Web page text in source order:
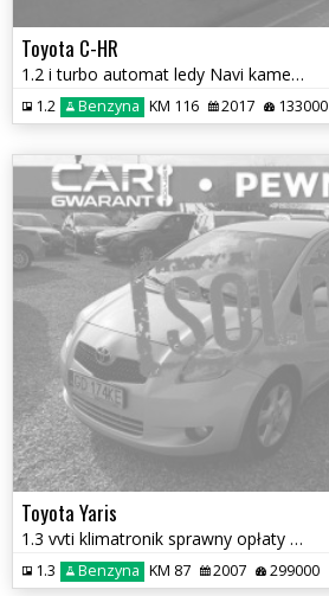
Toyota C-HR
1.2 i turbo automat ledy Navi kamera as.pasa akt.tempomat salon PL gw
1.2 Benzyna KM 116 2017 133000
Toyota Yaris
1.3 vvti klimatronik sprawny opłaty do maja stan tech bdb
1.3 Benzyna KM 87 2007 299000